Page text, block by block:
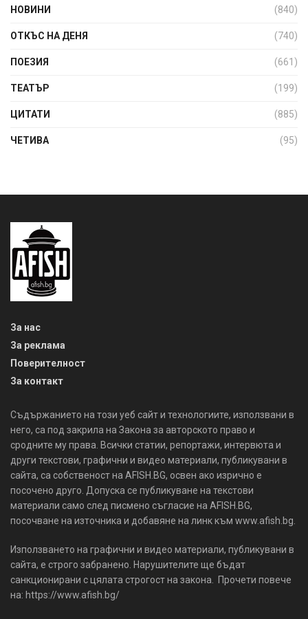
НОВИНИ (840)
ОТКЪС НА ДЕНЯ (740)
ПОЕЗИЯ (661)
ТЕАТЪР (199)
ЦИТАТИ (885)
ЧЕТИВА (95)
За нас
За реклама
Поверителност
За контакт
Съдържанието на този уеб сайт и технологиите, използвани в
него, са под закрила на Закона за авторското право и
сродните му права. Всички статии, репортажи, интервюта и
други текстови, графични и видео материали, публикувани в
сайта, са собственост на AFISH.BG, освен ако изрично е
посочено друго. Допуска се публикуване на текстови
материали само след писмено съгласие на AFISH.BG,
посочване на източника и добавяне на линк към www.afish.bg.
Използването на графични и видео материали, публикувани в
сайта, е строго забранено. Нарушителите ще бъдат
санкционирани с цялата строгост на закона. Прочети повече
на: https://www.afish.bg/